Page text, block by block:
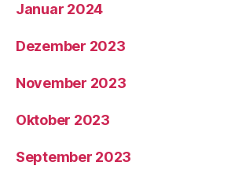
Januar 2024
Dezember 2023
November 2023
Oktober 2023
September 2023